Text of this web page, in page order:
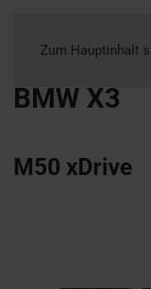
Zum Hauptinhalt
BMW X3
M50 xDrive